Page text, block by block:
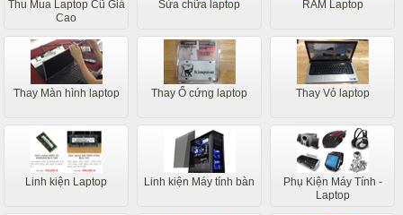
Thu Mua Laptop Cũ Giá
Cao
Sửa chữa laptop RAM Laptop
Thay Màn hình laptop Thay Ổ cứng laptop Thay Vỏ laptop
Linh kiện Laptop Linh kiện Máy tính bàn
Phụ Kiện Máy Tính -
Laptop